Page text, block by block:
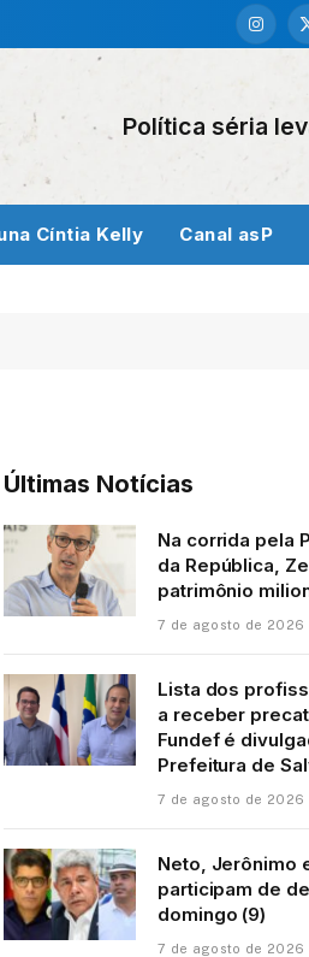
Política séria
Cíntia Kelly Canal asP
Últimas Notícias
Na corrida pela
da República,
patrimônio
7 de agosto de 2026
Lista dos
a receber
Fundef é
Prefeitura de
7 de agosto de 2026
Neto, Jerônimo
participam de
domingo (9)
7 de agosto de 2026